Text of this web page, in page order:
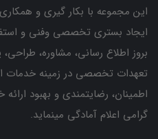
این مجموعه با بکار گیری و
ایجاد بستری تخصصی وفنی و
بروز اطلاع رسانی، مشاوره،
تعهدات تخصصی در زمینه خدمات
اطمینان، رضایتمندی و بهبود
گرامی اعلام آمادگی مینماید.